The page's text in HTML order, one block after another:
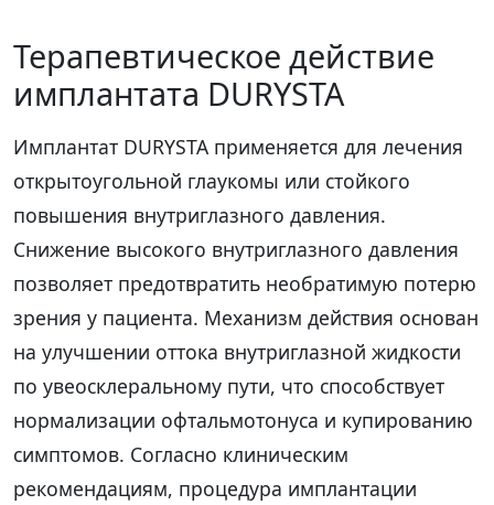
Терапевтическое действие
имплантата DURYSTA
Имплантат DURYSTA применяется для лечения
открытоугольной глаукомы или стойкого
повышения внутриглазного давления.
Снижение высокого внутриглазного давления
позволяет предотвратить необратимую потерю
зрения у пациента. Механизм действия основан
на улучшении оттока внутриглазной жидкости
по увеосклеральному пути, что способствует
нормализации офтальмотонуса и купированию
симптомов. Согласно клиническим
рекомендациям, процедура имплантации